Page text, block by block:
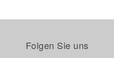
Folgen Sie uns